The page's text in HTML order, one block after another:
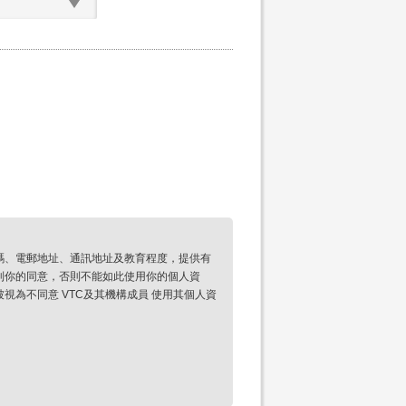
電郵地址、通訊地址及教育程度，提供有
的同意，否則不能如此使用你的個人資
為不同意 VTC及其機構成員 使用其個人資